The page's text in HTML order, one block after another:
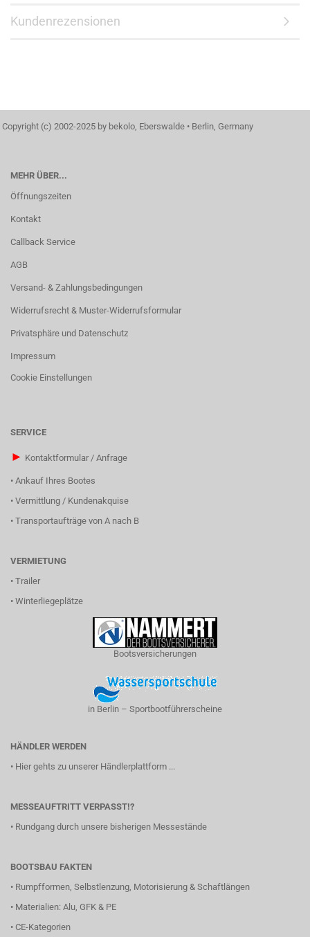
Kundenrezensionen
Copyright (c) 2002-2025 by bekolo, Eberswalde • Berlin, Germany
MEHR ÜBER...
Öffnungszeiten
Kontakt
Callback Service
AGB
Versand- & Zahlungsbedingungen
Widerrufsrecht & Muster-Widerrufsformular
Privatsphäre und Datenschutz
Impressum
Cookie Einstellungen
SERVICE
► Kontaktformular / Anfrage
• Ankauf Ihres Bootes
• Vermittlung / Kundenakquise
• Transportaufträge von A nach B
VERMIETUNG
• Trailer
• Winterliegeplätze
Bootsversicherungen
in Berlin – Sportbootführerscheine
HÄNDLER WERDEN
• Hier gehts zu unserer Händlerplattform ...
MESSEAUFTRITT VERPASST!?
• Rundgang durch unsere bisherigen Messestände
BOOTSBAU FAKTEN
• Rumpfformen, Selbstlenzung, Motorisierung & Schaftlängen
• Materialien: Alu, GFK & PE
• CE-Kategorien